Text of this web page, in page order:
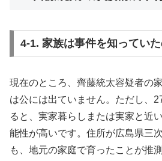
4-1. 家族は事件を知っていた
現在のところ、齊藤統太容疑者の
は公には出ていません。ただし、
ると、実家暮らしまたは実家と近
能性が高いです。住所が広島県三
も、地元の家庭で育ったことが推